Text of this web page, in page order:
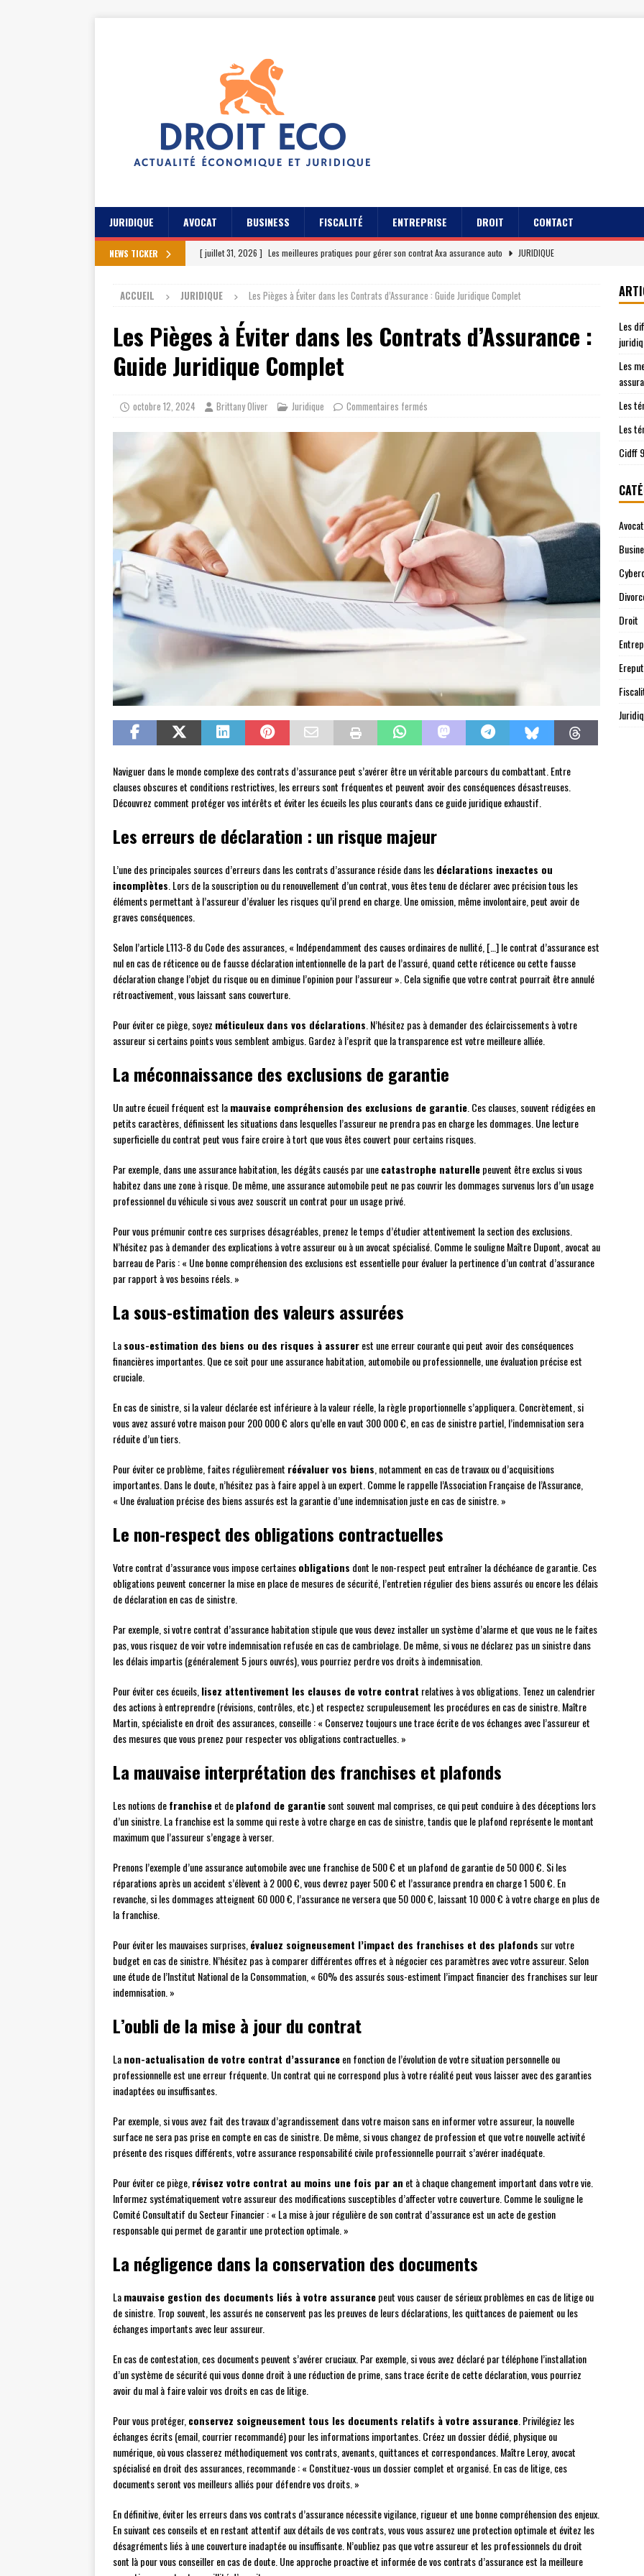
JURIDIQUE AVOCAT BUSINESS FISCALITÉ ENTREPRISE DROIT CONTACT
NEWS TICKER [ juillet 31, 2026 ] Les meilleures pratiques pour gérer son contrat Axa assurance auto
JURIDIQUE
[ juillet 23, 2026 ] Les témoignages clients sur Axa assurance auto en 2026
EREPUTATION
[ juillet 19, 2026 ]
Cidff 94 : Quelles démarches juridiques sont prises en charge
[ août 4, 2026 ] Les différences entre le Cidff 94 et d’autres services juridiques JURIDIQUE
ACCUEIL JURIDIQUE Les Pièges à Éviter dans les Contrats d’Assurance : Guide Juridique Complet
Les Pièges à Éviter dans les Contrats d’Assurance :
Guide Juridique Complet
octobre 12, 2024 Brittany Oliver Juridique Commentaires fermés
Naviguer dans le monde complexe des contrats d’assurance peut s’avérer être un véritable parcours du combattant. Entre
clauses obscures et conditions restrictives, les erreurs sont fréquentes et peuvent avoir des conséquences désastreuses.
Découvrez comment protéger vos intérêts et éviter les écueils les plus courants dans ce guide juridique exhaustif.
Les erreurs de déclaration : un risque majeur
L’une des principales sources d’erreurs dans les contrats d’assurance réside dans lesdéclarations inexactes ou
incomplètes . Lors de la souscription ou du renouvellement d’un contrat, vous êtes tenu de déclarer avec précision tous les
éléments permettant à l’assureur d’évaluer les risques qu’il prend en charge. Une omission, même involontaire, peut avoir de
graves conséquences.
Selon l’article L113-8 du Code des assurances, « Indépendamment des causes ordinaires de nullité, […] le contrat d’assurance est
nul en cas de réticence ou de fausse déclaration intentionnelle de la part de l’assuré, quand cette réticence ou cette fausse
déclaration change l’objet du risque ou en diminue l’opinion pour l’assureur ». Cela signifie que votre contrat pourrait être annulé
rétroactivement, vous laissant sans couverture.
Pour éviter ce piège, soyez méticuleux dans vos déclarations . N’hésitez pas à demander des éclaircissements à votre
assureur si certains points vous semblent ambigus. Gardez à l’esprit que la transparence est votre meilleure alliée.
La méconnaissance des exclusions de garantie
Un autre écueil fréquent est lamauvaise compréhension des exclusions de garantie . Ces clauses, souvent rédigées en
petits caractères, définissent les situations dans lesquelles l’assureur ne prendra pas en charge les dommages. Une lecture
superficielle du contrat peut vous faire croire à tort que vous êtes couvert pour certains risques.
Par exemple, dans une assurance habitation, les dégâts causés par unecatastrophe naturellepeuvent être exclus si vous
habitez dans une zone à risque. De même, une assurance automobile peut ne pas couvrir les dommages survenus lors d’un usage
professionnel du véhicule si vous avez souscrit un contrat pour un usage privé.
Pour vous prémunir contre ces surprises désagréables, prenez le temps d’étudier attentivement la section des exclusions.
N’hésitez pas à demander des explications à votre assureur ou à un avocat spécialisé. Comme le souligne Maître Dupont, avocat au
barreau de Paris : « Une bonne compréhension des exclusions est essentielle pour évaluer la pertinence d’un contrat d’assurance
par rapport à vos besoins réels. »
La sous-estimation des valeurs assurées
Lasous-estimation des biens ou des risques à assurerest une erreur courante qui peut avoir des conséquences
financières importantes. Que ce soit pour une assurance habitation, automobile ou professionnelle, une évaluation précise est
cruciale.
En cas de sinistre, si la valeur déclarée est inférieure à la valeur réelle, la règle proportionnelle s’appliquera. Concrètement, si
vous avez assuré votre maison pour 200 000 € alors qu’elle en vaut 300 000 €, en cas de sinistre partiel, l’indemnisation sera
réduite d’un tiers.
Pour éviter ce problème, faites régulièrement réévaluer vos biens , notamment en cas de travaux ou d’acquisitions
importantes. Dans le doute, n’hésitez pas à faire appel à un expert. Comme le rappelle l’Association Française de l’Assurance,
« Une évaluation précise des biens assurés est la garantie d’une indemnisation juste en cas de sinistre. »
Le non-respect des obligations contractuelles
Votre contrat d’assurance vous impose certainesobligations dont le non-respect peut entraîner la déchéance de garantie. Ces
obligations peuvent concerner la mise en place de mesures de sécurité, l’entretien régulier des biens assurés ou encore les délais
de déclaration en cas de sinistre.
Par exemple, si votre contrat d’assurance habitation stipule que vous devez installer un système d’alarme et que vous ne le faites
pas, vous risquez de voir votre indemnisation refusée en cas de cambriolage. De même, si vous ne déclarez pas un sinistre dans
les délais impartis (généralement 5 jours ouvrés), vous pourriez perdre vos droits à indemnisation.
Pour éviter ces écueils, lisez attentivement les clauses de votre contrat relatives à vos obligations. Tenez un calendrier
des actions à entreprendre (révisions, contrôles, etc.) et respectez scrupuleusement les procédures en cas de sinistre. Maître
Martin, spécialiste en droit des assurances, conseille : « Conservez toujours une trace écrite de vos échanges avec l’assureur et
des mesures que vous prenez pour respecter vos obligations contractuelles. »
La mauvaise interprétation des franchises et plafonds
Les notions defranchiseet deplafond de garantiesont souvent mal comprises, ce qui peut conduire à des déceptions lors
d’un sinistre. La franchise est la somme qui reste à votre charge en cas de sinistre, tandis que le plafond représente le montant
maximum que l’assureur s’engage à verser.
Prenons l’exemple d’une assurance automobile avec une franchise de 500 € et un plafond de garantie de 50 000 €. Si les
réparations après un accident s’élèvent à 2 000 €, vous devrez payer 500 € et l’assurance prendra en charge 1 500 €. En
revanche, si les dommages atteignent 60 000 €, l’assurance ne versera que 50 000 €, laissant 10 000 € à votre charge en plus de
la franchise.
Pour éviter les mauvaises surprises, évaluez soigneusement l’impact des franchises et des plafonds sur votre
budget en cas de sinistre. N’hésitez pas à comparer différentes offres et à négocier ces paramètres avec votre assureur. Selon
une étude de l’Institut National de la Consommation, « 60% des assurés sous-estiment l’impact financier des franchises sur leur
indemnisation. »
L’oubli de la mise à jour du contrat
Lanon-actualisation de votre contrat d’assuranceen fonction de l’évolution de votre situation personnelle ou
professionnelle est une erreur fréquente. Un contrat qui ne correspond plus à votre réalité peut vous laisser avec des garanties
inadaptées ou insuffisantes.
Par exemple, si vous avez fait des travaux d’agrandissement dans votre maison sans en informer votre assureur, la nouvelle
surface ne sera pas prise en compte en cas de sinistre. De même, si vous changez de profession et que votre nouvelle activité
présente des risques différents, votre assurance responsabilité civile professionnelle pourrait s’avérer inadéquate.
Pour éviter ce piège, révisez votre contrat au moins une fois par an et à chaque changement important dans votre vie.
Informez systématiquement votre assureur des modifications susceptibles d’affecter votre couverture. Comme le souligne le
Comité Consultatif du Secteur Financier : « La mise à jour régulière de son contrat d’assurance est un acte de gestion
responsable qui permet de garantir une protection optimale. »
La négligence dans la conservation des documents
Lamauvaise gestion des documents liés à votre assurancepeut vous causer de sérieux problèmes en cas de litige ou
de sinistre. Trop souvent, les assurés ne conservent pas les preuves de leurs déclarations, les quittances de paiement ou les
échanges importants avec leur assureur.
En cas de contestation, ces documents peuvent s’avérer cruciaux. Par exemple, si vous avez déclaré par téléphone l’installation
d’un système de sécurité qui vous donne droit à une réduction de prime, sans trace écrite de cette déclaration, vous pourriez
avoir du mal à faire valoir vos droits en cas de litige.
Pour vous protéger, conservez soigneusement tous les documents relatifs à votre assurance . Privilégiez les
échanges écrits (email, courrier recommandé) pour les informations importantes. Créez un dossier dédié, physique ou
numérique, où vous classerez méthodiquement vos contrats, avenants, quittances et correspondances. Maître Leroy, avocat
spécialisé en droit des assurances, recommande : « Constituez-vous un dossier complet et organisé. En cas de litige, ces
documents seront vos meilleurs alliés pour défendre vos droits. »
En définitive, éviter les erreurs dans vos contrats d’assurance nécessite vigilance, rigueur et une bonne compréhension des enjeux.
En suivant ces conseils et en restant attentif aux détails de vos contrats, vous vous assurez une protection optimale et évitez les
désagréments liés à une couverture inadaptée ou insuffisante. N’oubliez pas que votre assureur et les professionnels du droit
sont là pour vous conseiller en cas de doute. Une approche proactive et informée de vos contrats d’assurance est la meilleure
Les
Les
Les
Les
Cidff
Avocat
Droit